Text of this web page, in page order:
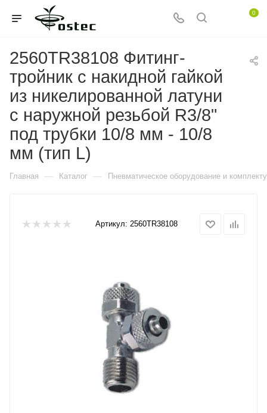
0
2560TR38108 Фитинг-
тройник с накидной гайкой
из никелированной латуни
с наружной резьбой R3/8"
под трубки 10/8 мм - 10/8
мм (тип L)
Главная — Каталог — Пневматическое оборудование и
Артикул: 2560TR38108